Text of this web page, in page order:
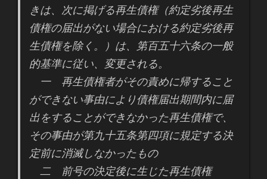
きは、次に掲げる再生債権（約定劣後再生
債権の届出がない場合における約定劣後再
生債権を除く。）は、第百五十六条の一般
的基準に従い、変更される。
一 再生債権者がその責めに帰すること
ができない事由により債権届出期間内に届
出をすることができなかった再生債権で、
その事由が第九十五条第四項に規定する決
定前に消滅しなかったもの
二 前号の決定後に生じた再生債権